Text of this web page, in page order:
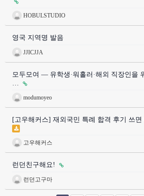
HOBULSTUDIO
영국 지역명 발음
JJICJJA
모두모여 — 유학생·워홀러·해외 직장인을
modumoyeo
[고우해커스] 재외국민 특례 합격 후기 쓰
고우해커스
런던친구해요!
런던고구마